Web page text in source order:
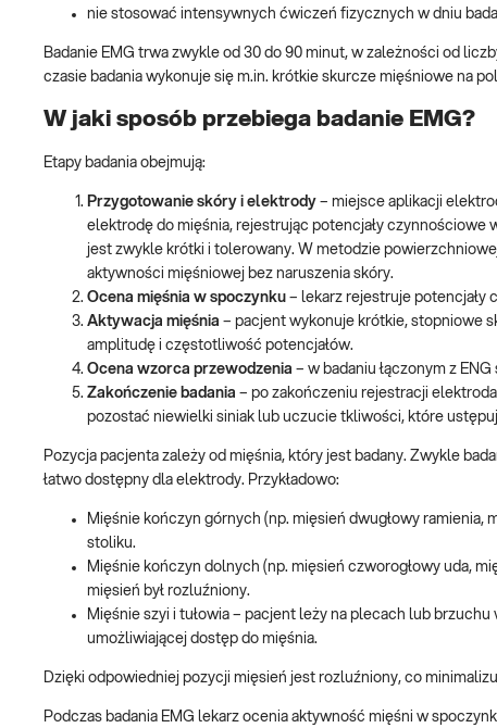
nie stosować intensywnych ćwiczeń fizycznych w dniu
Badanie EMG trwa zwykle od 30 do 90 minut, w zależności od
czasie badania wykonuje się m.in. krótkie skurcze mięśniowe na
W jaki sposób przebiega badanie EMG?
Etapy badania obejmują:
Przygotowanie skóry i elektrody – miejsce aplikacji
elektrodę do mięśnia, rejestrując potencjały czynnościowe
jest zwykle krótki i tolerowany. W metodzie
aktywności mięśniowej bez naruszenia skóry.
Ocena mięśnia w spoczynku – lekarz rejestruje potencjały
Aktywacja mięśnia – pacjent wykonuje krótkie, stopniowe
amplitudę i częstotliwość potencjałów.
Ocena wzorca przewodzenia – w badaniu łączonym z
Zakończenie badania – po zakończeniu rejestracji
pozostać niewielki siniak lub uczucie tkliwości, które
Pozycja pacjenta zależy od mięśnia, który jest badany. Zwykle
łatwo dostępny dla elektrody. Przykładowo:
Mięśnie kończyn górnych (np. mięsień dwugłowy
stoliku.
Mięśnie kończyn dolnych (np. mięsień czworogłowy uda,
mięsień był rozluźniony.
Mięśnie szyi i tułowia – pacjent leży na plecach lub
umożliwiającej dostęp do mięśnia.
Dzięki odpowiedniej pozycji mięsień jest rozluźniony, co
Podczas badania EMG lekarz ocenia aktywność mięśni w